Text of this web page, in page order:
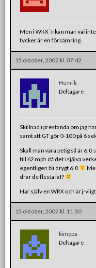
Men i WRX´n kan man väl
tycker är en försämring.
15 oktober, 2002 kl. 07:42
Henrik
Deltagare
Skillnad i prestanda om jag
samt att GT gör 0-100 på 6
Skall man vara petig så är
till 62 mph då det i själva
egentligen bli drygt 6.0
drar de flesta iaf?
Har själv en WRX och är j-
15 oktober, 2002 kl. 11:30
kimppa
Deltagare